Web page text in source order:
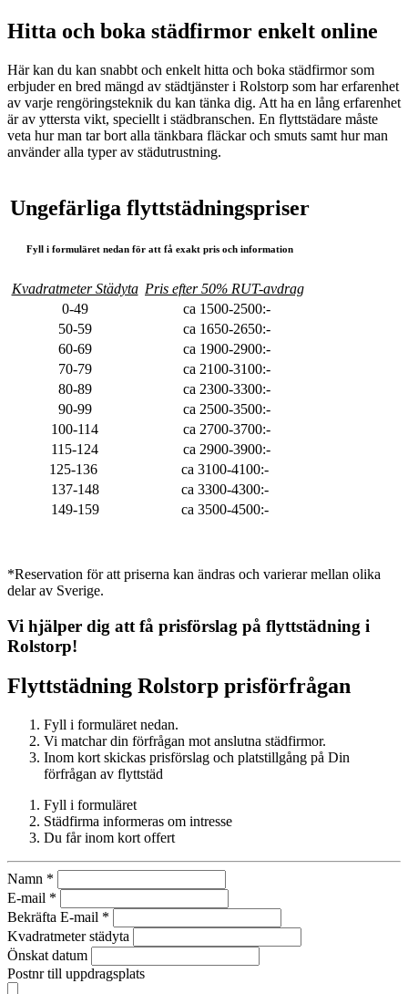
Hitta och boka städfirmor enkelt online
Här kan du kan snabbt och enkelt hitta och boka städfirmor som
erbjuder en bred mängd av städtjänster i Rolstorp som har erfarenhet
av varje rengöringsteknik du kan tänka dig. Att ha en lång erfarenhet
är av yttersta vikt, speciellt i städbranschen. En flyttstädare måste
veta hur man tar bort alla tänkbara fläckar och smuts samt hur man
använder alla typer av städutrustning.
Ungefärliga flyttstädningspriser
Fyll i formuläret nedan för att få exakt pris och information
Kvadratmeter Städyta Pris efter 50% RUT-avdrag
0-49
ca 1500-2500:-
50-59
ca 1650-2650:-
60-69
ca 1900-2900:-
70-79
ca 2100-3100:-
80-89
ca 2300-3300:-
90-99
ca 2500-3500:-
100-114
ca 2700-3700:-
115-124
ca 2900-3900:-
125-136
ca 3100-4100:-
137-148
ca 3300-4300:-
149-159
ca 3500-4500:-
*Reservation för att priserna kan ändras och varierar mellan olika
delar av Sverige.
Vi hjälper dig att få prisförslag på flyttstädning i
Rolstorp!
Flyttstädning Rolstorp prisförfrågan
Fyll i formuläret nedan.
Vi matchar din förfrågan mot anslutna städfirmor.
Inom kort skickas prisförslag och platstillgång på Din
förfrågan av flyttstäd
Fyll i formuläret
Städfirma informeras om intresse
Du får inom kort offert
Namn *
E-mail *
Bekräfta E-mail *
Kvadratmeter städyta
Önskat datum
Postnr till uppdragsplats